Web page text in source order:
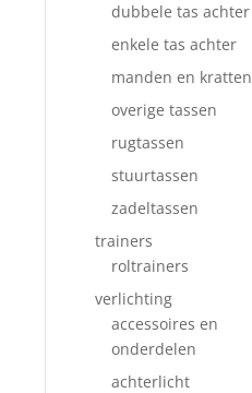
dubbele tas achter
enkele tas achter
manden en kratten
overige tassen
rugtassen
stuurtassen
zadeltassen
trainers
roltrainers
verlichting
accessoires en
onderdelen
achterlicht